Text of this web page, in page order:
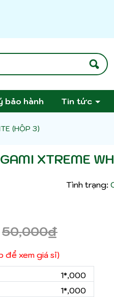
bảo hành Tin tức
(HỘP 3)
XTREME
Tình trạng:
50,000₫
để xem giá sỉ)
1*,000
1*,000